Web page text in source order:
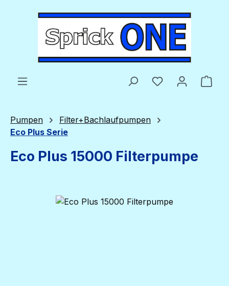
Zum Hauptinhalt springen
Du hast 0
Pumpen
Filter+Bachlaufpumpen
Eco Plus Serie
Eco Plus 15000 Filterpumpe
Bildergalerie überspringen